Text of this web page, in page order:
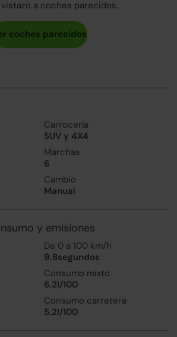
a coches parecidos.
Carrocería
SUV y 4X4
Marchas
6
Cambio
Manual
y emisiones
De 0 a 100 km/h
9.8segundos
Consumo mixto
6.2l/100
Consumo carretera
5.2l/100